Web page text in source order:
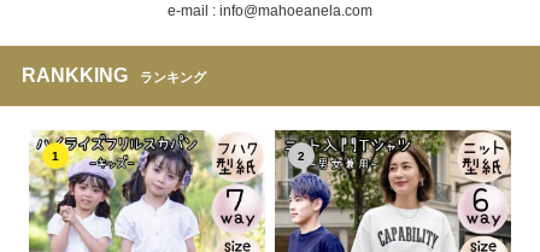
e-mail : info@mahoeanela.com
RANKKING ランキング
1 2